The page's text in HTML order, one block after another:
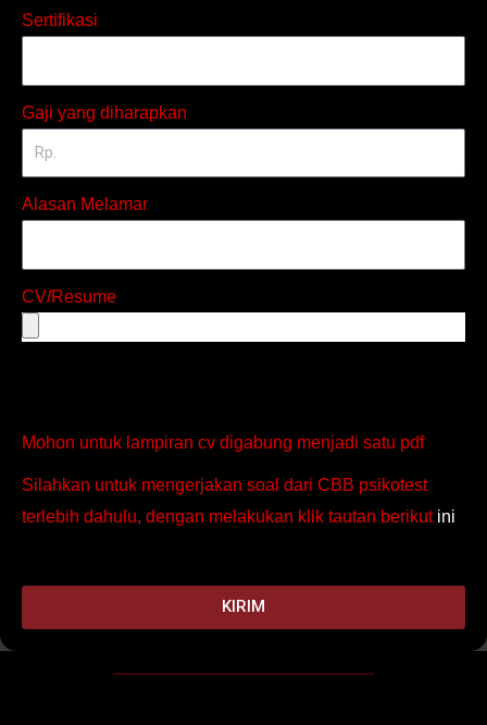
Sertifikasi
Gaji yang diharapkan
Alasan Melamar
CV/Resume
Mohon untuk lampiran cv digabung menjadi satu pdf
Silahkan untuk mengerjakan soal dari CBB psikotest
terlebih dahulu, dengan melakukan klik tautan berikut ini
KIRIM